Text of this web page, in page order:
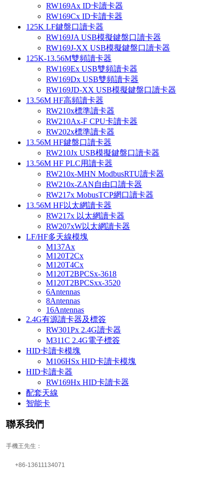
RW169Ax ID卡讀卡器
RW169Cx ID卡讀卡器
125K LF鍵盤口讀卡器
RW169JA USB模擬鍵盤口讀卡器
RW169J-XX USB模擬鍵盤口讀卡器
125K-13.56M雙頻讀卡器
RW169Ex USB雙頻讀卡器
RW169Dx USB雙頻讀卡器
RW169JD-XX USB模擬鍵盤口讀卡器
13.56M HF高頻讀卡器
RW210x標準讀卡器
RW210Ax-F CPU卡讀卡器
RW202x標準讀卡器
13.56M HF鍵盤口讀卡器
RW210Jx USB模擬鍵盤口讀卡器
13.56M HF PLC用讀卡器
RW210x-MHN ModbusRTU讀卡器
RW210x-ZAN自由口讀卡器
RW217x MobusTCP網口讀卡器
13.56M HF以太網讀卡器
RW217x 以太網讀卡器
RW207xW以太網讀卡器
LF/HF多天線模塊
M137Ax
M120T2Cx
M120T4Cx
M120T2BPCSx-3618
M120T2BPCSxx-3520
6Antennas
8Antennas
16Antennas
2.4G有源讀卡器及標簽
RW301Px 2.4G讀卡器
M311C 2.4G電子標簽
HID卡讀卡模塊
M106HSx HID卡讀卡模塊
HID卡讀卡器
RW169Hx HID卡讀卡器
配套天線
智能卡
聯系我們
手機王先生：
+86-13611134071